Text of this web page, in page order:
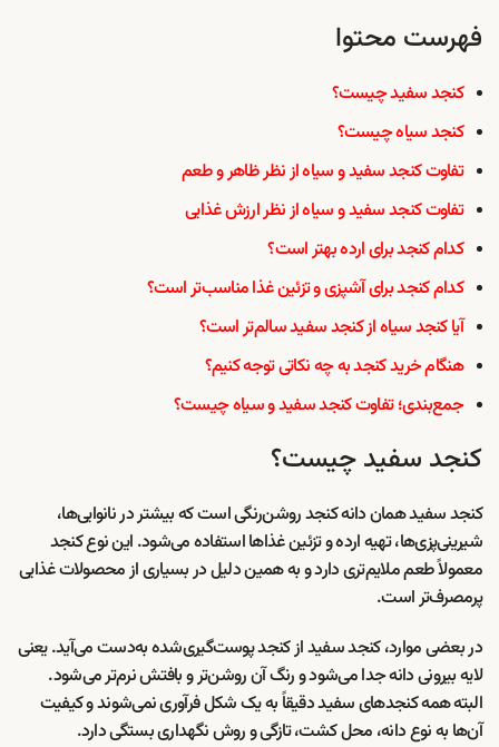
فهرست محتوا
کنجد سفید چیست؟
کنجد سیاه چیست؟
تفاوت کنجد سفید و سیاه از نظر ظاهر و طعم
تفاوت کنجد سفید و سیاه از نظر ارزش غذایی
کدام کنجد برای ارده بهتر است؟
کدام کنجد برای آشپزی و تزئین غذا مناسب‌تر است؟
آیا کنجد سیاه از کنجد سفید سالم‌تر است؟
هنگام خرید کنجد به چه نکاتی توجه کنیم؟
جمع‌بندی؛ تفاوت کنجد سفید و سیاه چیست؟
کنجد سفید چیست؟
کنجد سفید همان دانه کنجد روشن‌رنگی است که بیشتر در نانوایی‌ها،
شیرینی‌پزی‌ها، تهیه ارده و تزئین غذاها استفاده می‌شود. این نوع کنجد
معمولاً طعم ملایم‌تری دارد و به همین دلیل در بسیاری از محصولات غذایی
پرمصرف‌تر است.
در بعضی موارد، کنجد سفید از کنجد پوست‌گیری‌شده به‌دست می‌آید. یعنی
لایه بیرونی دانه جدا می‌شود و رنگ آن روشن‌تر و بافتش نرم‌تر می‌شود.
البته همه کنجدهای سفید دقیقاً به یک شکل فرآوری نمی‌شوند و کیفیت
آن‌ها به نوع دانه، محل کشت، تازگی و روش نگهداری بستگی دارد.